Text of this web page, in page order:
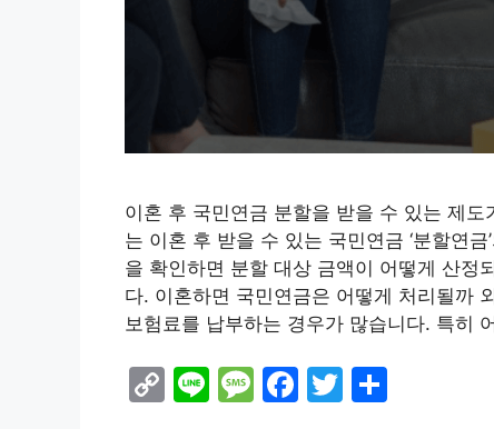
이혼 후 국민연금 분할을 받을 수 있는 제
는 이혼 후 받을 수 있는 국민연금 ‘분할연
을 확인하면 분할 대상 금액이 어떻게 산정
다. 이혼하면 국민연금은 어떻게 처리될까
보험료를 납부하는 경우가 많습니다. 특히
C
Li M F
T